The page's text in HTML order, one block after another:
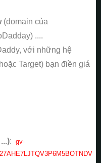
(domain của
....
với những hệ
Target) bạn điền giá
: gv-